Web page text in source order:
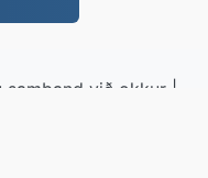
samband við okkur |